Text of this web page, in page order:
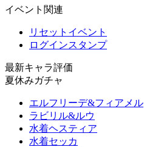
イベント関連
リセットイベント
ログインスタンプ
最新キャラ評価
夏休みガチャ
エルフリーデ&フィアメル
ラビリル&ルウ
水着ヘスティア
水着セッカ